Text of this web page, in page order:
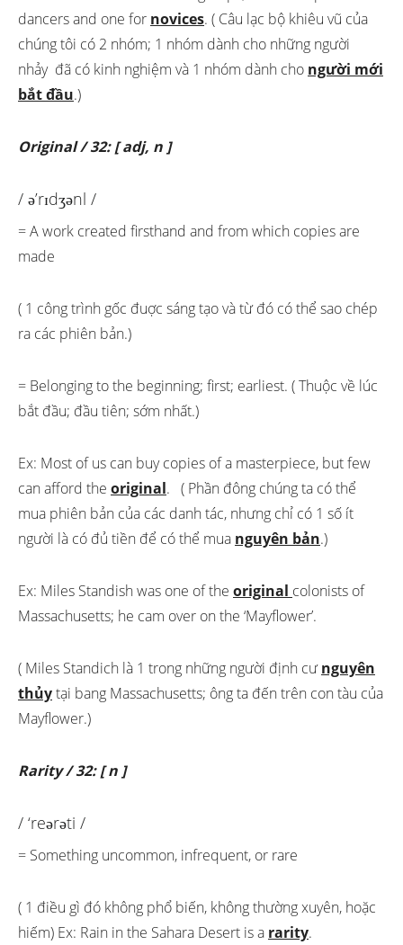
dancers and one for novices. ( Câu lạc bộ khiêu vũ của
chúng tôi có 2 nhóm; 1 nhóm dành cho những người
nhảy đã có kinh nghiệm và 1 nhóm dành cho người mới
bắt đầu.)
Original / 32: [ adj, n ]
/ ə’rɪdʒənl /
= A work created firsthand and from which copies are
made
( 1 công trình gốc đuợc sáng tạo và từ đó có thể sao chép
ra các phiên bản.)
= Belonging to the beginning; first; earliest. ( Thuộc về lúc
bắt đầu; đầu tiên; sớm nhất.)
Ex: Most of us can buy copies of a masterpiece, but few
can afford the original. ( Phần đông chúng ta có thể
mua phiên bản của các danh tác, nhưng chỉ có 1 số ít
người là có đủ tiền để có thể mua nguyên bản.)
Ex: Miles Standish was one of the original colonists of
Massachusetts; he cam over on the ‘Mayflower’.
( Miles Standich là 1 trong những người định cưnguyên
thủytại bang Massachusetts; ông ta đến trên con tàu của
Mayflower.)
Rarity / 32: [ n ]
/ ‘reərəti /
= Something uncommon, infrequent, or rare
( 1 điều gì đó không phổ biến, không thường xuyên, hoặc
hiếm) Ex: Rain in the Sahara Desert is a rarity.